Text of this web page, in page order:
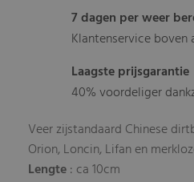
7 dagen per weer
Klantenservice boven
Laagste prijsgarantie
40% voordeliger
Veer zijstandaard Chinese
Orion, Loncin, Lifan en
Lengte: ca 10cm